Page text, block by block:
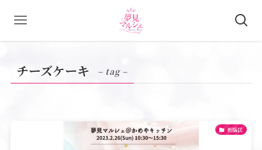
チーズケーキ – tag –
板橋区